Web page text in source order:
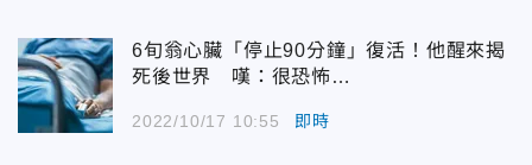
6旬翁心臟「停止90分鐘」復活！他醒來揭
死後世界 嘆：很恐怖…
2022/10/17 10:55 即時